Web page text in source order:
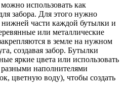
использовать как
забора. Для этого нужно
нижней части каждой бутылки и
или металлические
в земле на нужном
создавая забор. Бутылки
яркие цвета или использовать
наполнителями
цветную воду), чтобы создать